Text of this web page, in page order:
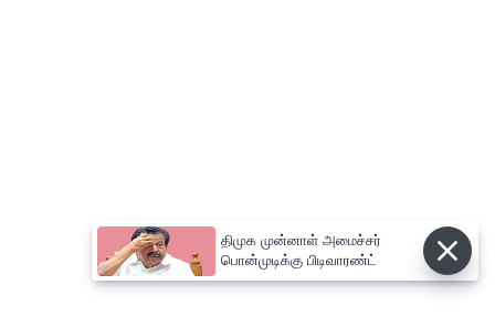
திமுக முன்னாள் அமைச்சர்
பொன்முடிக்கு பிடிவாரண்ட்